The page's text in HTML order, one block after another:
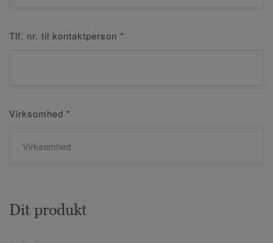
Tlf. nr. til kontaktperson *
Virksomhed *
Dit produkt